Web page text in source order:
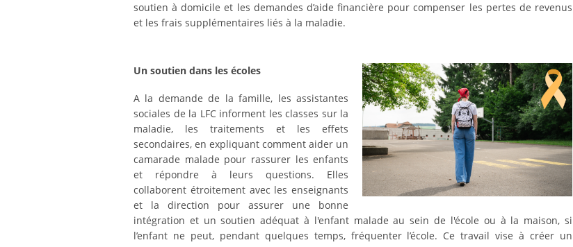
soutien à domicile et les demandes d’aide financière pour compenser les pertes de revenus
et les frais supplémentaires liés à la maladie.
Un soutien dans les écoles
A la demande de la famille, les assistantes
sociales de la LFC informent les classes sur la
maladie, les traitements et les effets
secondaires, en expliquant comment aider un
camarade malade pour rassurer les enfants
et répondre à leurs questions. Elles
collaborent étroitement avec les enseignants
et la direction pour assurer une bonne
intégration et un soutien adéquat à l'enfant malade au sein de l'école ou à la maison, si
l’enfant ne peut, pendant quelques temps, fréquenter l’école. Ce travail vise à créer un